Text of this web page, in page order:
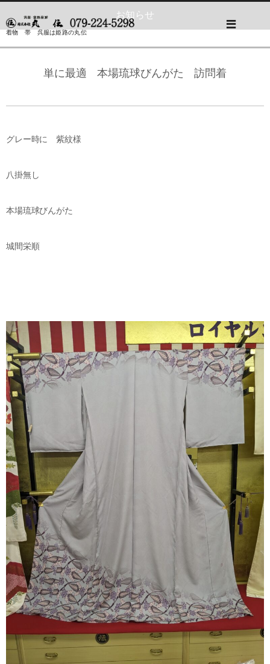
着物 帯 呉服は姫路の丸伝
お知らせ
単に最適 本場琉球びんがた 訪問着
グレー時に 紫紋様
八掛無し
本場琉球びんがた
城間栄順